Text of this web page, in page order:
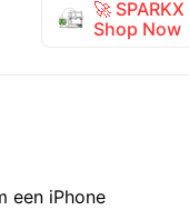
🚀
Shop Now
een iPhone